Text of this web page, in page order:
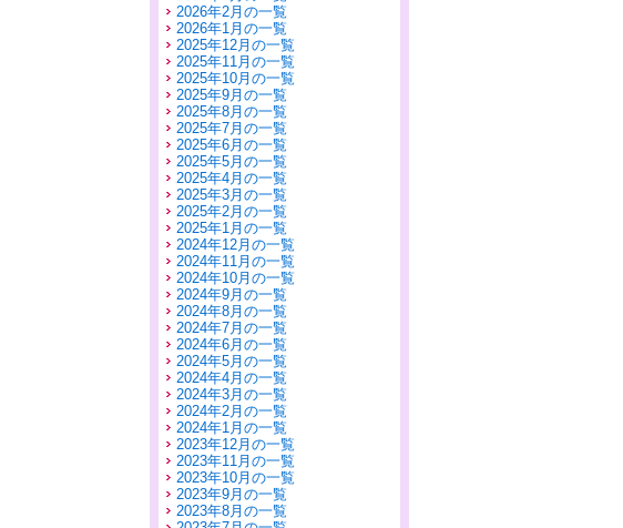
2026年2月の一覧
2026年1月の一覧
2025年12月の一覧
2025年11月の一覧
2025年10月の一覧
2025年9月の一覧
2025年8月の一覧
2025年7月の一覧
2025年6月の一覧
2025年5月の一覧
2025年4月の一覧
2025年3月の一覧
2025年2月の一覧
2025年1月の一覧
2024年12月の一覧
2024年11月の一覧
2024年10月の一覧
2024年9月の一覧
2024年8月の一覧
2024年7月の一覧
2024年6月の一覧
2024年5月の一覧
2024年4月の一覧
2024年3月の一覧
2024年2月の一覧
2024年1月の一覧
2023年12月の一覧
2023年11月の一覧
2023年10月の一覧
2023年9月の一覧
2023年8月の一覧